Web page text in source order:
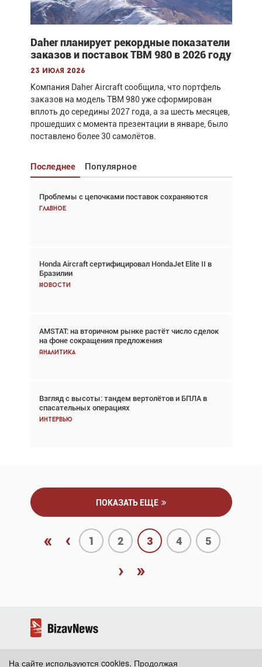
Daher планирует рекордные показатели
заказов и поставок TBM 980 в 2026 году
23 июля 2026
Компания Daher Aircraft сообщила, что портфель
заказов на модель TBM 980 уже сформирован
вплоть до середины 2027 года, а за шесть месяцев,
прошедших с момента презентации в январе, было
поставлено более 30 самолётов.
Последнее Популярное
Проблемы с цепочками поставок сохраняются
Главное
Honda Aircraft сертифицировал HondaJet Elite II в
Бразилии
Новости
AMSTAT: на вторичном рынке растёт число сделок
на фоне сокращения предложения
Аналитика
Взгляд с высоты: тандем вертолётов и БПЛА в
спасательных операциях
Интервью
Взгляд с высоты: тандем вертолётов и БПЛА в
спасательных операциях
Авиационный фотограф Дэйв Кох: «Фотография
говорит сама за себя... а ИИ всё портит»
Новости
Проблемы с цепочками поставок сохраняются
Аналитика
Частный самолёт – это актив. Подходите к
покупке соответствующим образом
Интервью
ПОКАЗАТЬ ЕЩЕ
« ‹ 1 2 3 4 5
› »
На сайте используются cookies. Продолжая